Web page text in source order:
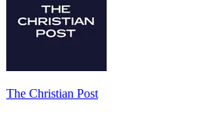
The Christian Post